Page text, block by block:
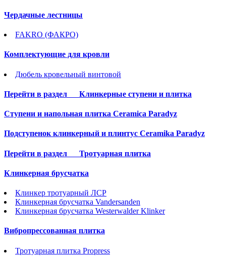
Чердачные лестницы
FAKRO (ФАКРО)
Комплектующие для кровли
Дюбель кровельный винтовой
Перейти в раздел Клинкерные ступени и плитка
Cтупени и напольная плитка Ceramica Paradyz
Подступенок клинкерный и плинтус Ceramika Paradyz
Перейти в раздел Тротуарная плитка
Клинкерная брусчатка
Клинкер тротуарный ЛСР
Клинкерная брусчатка Vandersanden
Клинкерная брусчатка Westerwalder Klinker
Вибропрессованная плитка
Тротуарная плитка Propress